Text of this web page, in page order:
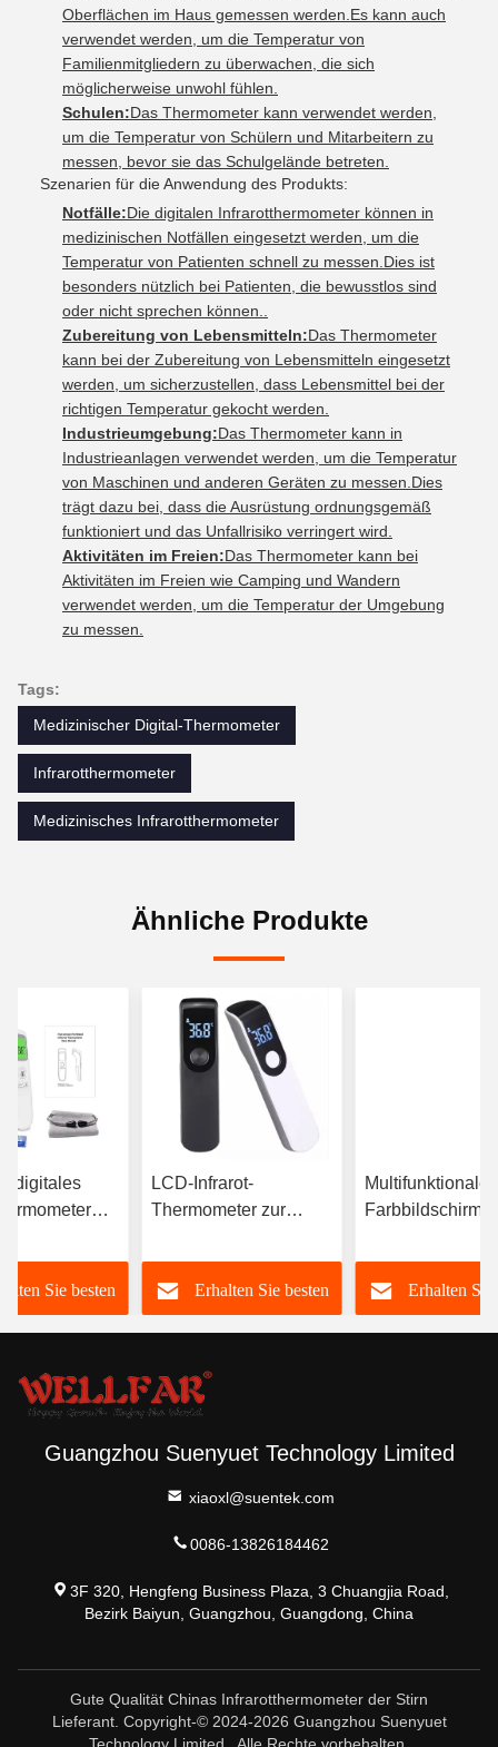
Oberflächen im Haus gemessen werden.Es kann auch
verwendet werden, um die Temperatur von
Familienmitgliedern zu überwachen, die sich
möglicherweise unwohl fühlen.
Schulen:Das Thermometer kann verwendet werden,
um die Temperatur von Schülern und Mitarbeitern zu
messen, bevor sie das Schulgelände betreten.
Szenarien für die Anwendung des Produkts:
Notfälle:Die digitalen Infrarotthermometer können in
medizinischen Notfällen eingesetzt werden, um die
Temperatur von Patienten schnell zu messen.Dies ist
besonders nützlich bei Patienten, die bewusstlos sind
oder nicht sprechen können..
Zubereitung von Lebensmitteln:Das Thermometer
kann bei der Zubereitung von Lebensmitteln eingesetzt
werden, um sicherzustellen, dass Lebensmittel bei der
richtigen Temperatur gekocht werden.
Industrieumgebung:Das Thermometer kann in
Industrieanlagen verwendet werden, um die Temperatur
von Maschinen und anderen Geräten zu messen.Dies
trägt dazu bei, dass die Ausrüstung ordnungsgemäß
funktioniert und das Unfallrisiko verringert wird.
Aktivitäten im Freien:Das Thermometer kann bei
Aktivitäten im Freien wie Camping und Wandern
verwendet werden, um die Temperatur der Umgebung
zu messen.
Tags:
Medizinischer Digital-Thermometer
Infrarotthermometer
Medizinisches Infrarotthermometer
Ähnliche Produkte
digitales
Sie besten
LCD-Infrarot-
Thermometer zur
Körpertemperatur
Erhalten Sie besten
Multifunktionaler
Farbbildschirm
Körper und
Erhalten Sie
Guangzhou Suenyuet Technology Limited
xiaoxl@suentek.com
0086-13826184462
3F 320, Hengfeng Business Plaza, 3 Chuangjia Road,
Bezirk Baiyun, Guangzhou, Guangdong, China
Gute Qualität Chinas Infrarotthermometer der Stirn
Lieferant. Copyright-© 2024-2026 Guangzhou Suenyuet